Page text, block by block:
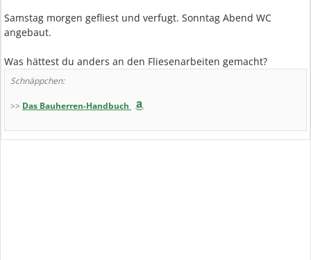
Samstag morgen gefliest und verfugt. Sonntag Abend WC
angebaut.
Was hättest du anders an den Fliesenarbeiten gemacht?
Schnäppchen:
>> Das Bauherren-Handbuch